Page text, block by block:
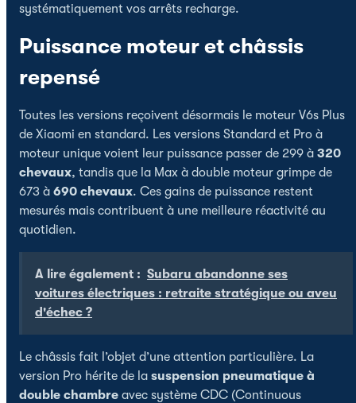
systématiquement vos arrêts recharge.
Puissance moteur et châssis
repensé
Toutes les versions reçoivent désormais le moteur V6s Plus
de Xiaomi en standard. Les versions Standard et Pro à
moteur unique voient leur puissance passer de 299 à 320
chevaux, tandis que la Max à double moteur grimpe de
673 à 690 chevaux. Ces gains de puissance restent
mesurés mais contribuent à une meilleure réactivité au
quotidien.
A lire également : Subaru abandonne ses
voitures électriques : retraite stratégique ou aveu
d'échec ?
Le châssis fait l’objet d’une attention particulière. La
version Pro hérite de la suspension pneumatique à
double chambre avec système CDC (Continuous